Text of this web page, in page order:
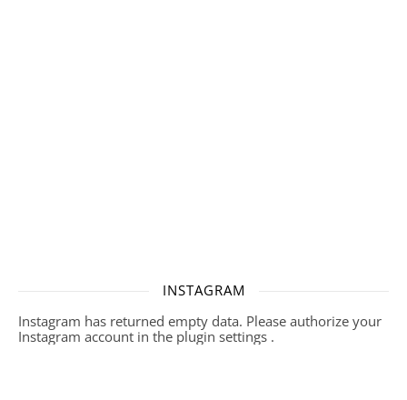
INSTAGRAM
Instagram has returned empty data. Please authorize your
Instagram account in the plugin settings .